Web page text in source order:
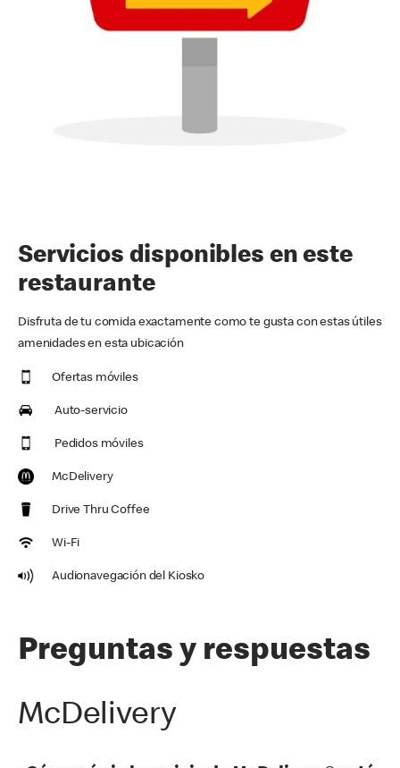
Servicios disponibles en este
restaurante
Disfruta de tu comida exactamente como te gusta con estas útiles
amenidades en esta ubicación
Ofertas móviles
Auto-servicio
Pedidos móviles
McDelivery
Drive Thru Coffee
Wi-Fi
Audionavegación del Kiosko
Preguntas y respuestas
McDelivery